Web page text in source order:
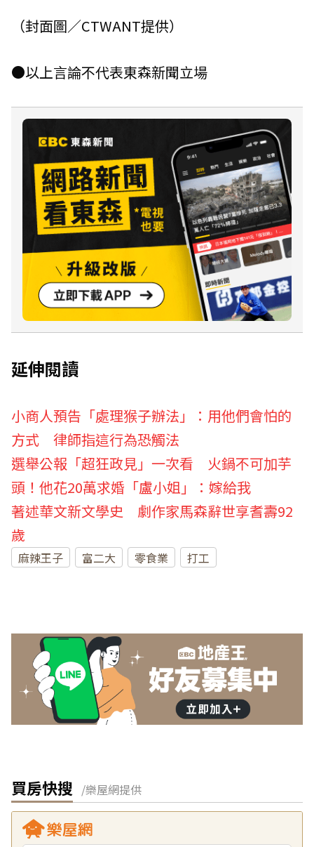
（封面圖／CTWANT提供）
●以上言論不代表東森新聞立場
延伸閱讀
小商人預告「處理猴子辦法」：用他們會怕的
方式 律師指這行為恐觸法
選舉公報「超狂政見」一次看 火鍋不可加芋
頭！他花20萬求婚「盧小姐」：嫁給我
著述華文新文學史 劇作家馬森辭世享耆壽92
歲
麻辣王子 富二大 零食業 打工
買房快搜 /樂屋網提供